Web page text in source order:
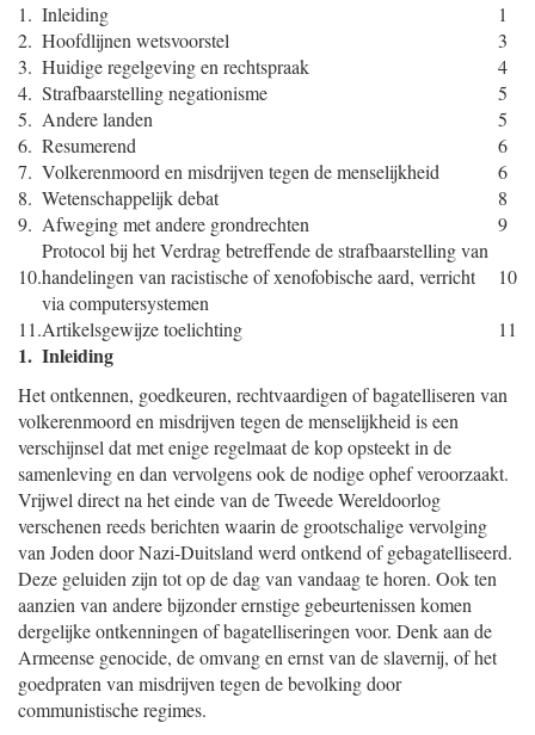
1. Inleiding
1
2. Hoofdlijnen wetsvoorstel
3
3. Huidige regelgeving en rechtspraak
4
4. Strafbaarstelling negationisme
5
5. Andere landen
5
6. Resumerend
6
7. Volkerenmoord en misdrijven tegen de menselijkheid
6
8. Wetenschappelijk debat
8
9. Afweging met andere grondrechten 9
10.
Protocol bij het Verdrag betreffende de strafbaarstelling van
handelingen van racistische of xenofobische aard, verricht
via computersystemen
10
11.Artikelsgewijze toelichting 11
1. Inleiding
Het ontkennen, goedkeuren, rechtvaardigen of bagatelliseren van
volkerenmoord en misdrijven tegen de menselijkheid is een
verschijnsel dat met enige regelmaat de kop opsteekt in de
samenleving en dan vervolgens ook de nodige ophef veroorzaakt.
Vrijwel direct na het einde van de Tweede Wereldoorlog
verschenen reeds berichten waarin de grootschalige vervolging
van Joden door Nazi-Duitsland werd ontkend of gebagatelliseerd.
Deze geluiden zijn tot op de dag van vandaag te horen. Ook ten
aanzien van andere bijzonder ernstige gebeurtenissen komen
dergelijke ontkenningen of bagatelliseringen voor. Denk aan de
Armeense genocide, de omvang en ernst van de slavernij, of het
goedpraten van misdrijven tegen de bevolking door
communistische regimes.